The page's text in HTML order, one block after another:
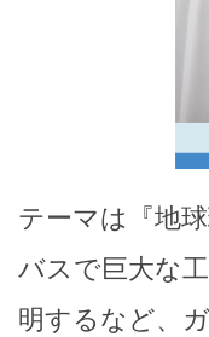
テーマは『地
バスで巨大な
明するなど、